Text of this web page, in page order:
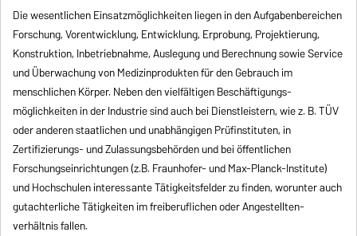
Die wesentlichen Einsatzmöglichkeiten liegen in den Aufgabenbereichen
Forschung, Vorentwicklung, Entwicklung, Erprobung, Projektierung,
Konstruktion, Inbetriebnahme, Auslegung und Berechnung sowie Service
und Überwachung von Medizinprodukten für den Gebrauch im
menschlichen Körper. Neben den vielfältigen Beschäftigungs­
möglichkeiten in der Industrie sind auch bei Dienstleistern, wie z. B. TÜV
oder anderen staatlichen und unabhängigen Prüfinstituten, in
Zertifizierungs- und Zulassungsbehörden und bei öffentlichen
Forschungseinrichtungen (z.B. Fraunhofer- und Max-Planck-Institute)
und Hochschulen interessante Tätigkeitsfelder zu finden, worunter auch
gutachterliche Tätigkeiten im freiberuflichen oder Angestellten­
verhältnis fallen.